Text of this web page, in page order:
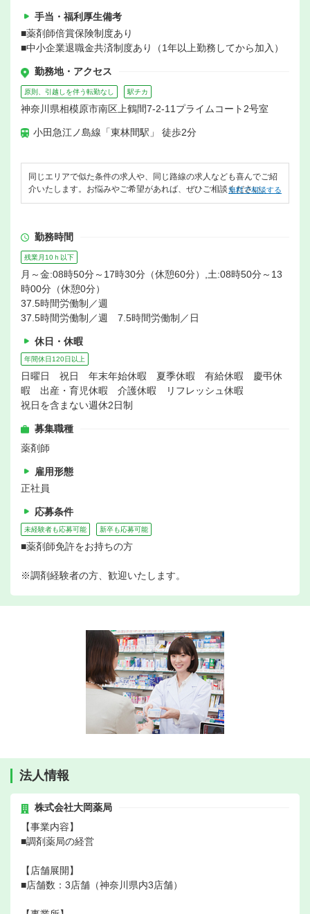
手当・福利厚生備考
■薬剤師倍賞保険制度あり
■中小企業退職金共済制度あり（1年以上勤務してから加入）
勤務地・アクセス
原則、引越しを伴う転勤なし 駅チカ
神奈川県相模原市南区上鶴間7-2-11プライムコート2号室
小田急江ノ島線「東林間駅」 徒歩2分
同じエリアで似た条件の求人や、同じ路線の求人なども喜んでご紹
介いたします。お悩みやご希望があれば、ぜひご相談ください。
無料で相談する
勤務時間
残業月10ｈ以下
月～金:08時50分～17時30分（休憩60分）,土:08時50分～13
時00分（休憩0分）
37.5時間労働制／週
37.5時間労働制／週 7.5時間労働制／日
休日・休暇
年間休日120日以上
日曜日 祝日 年末年始休暇 夏季休暇 有給休暇 慶弔休
暇 出産・育児休暇 介護休暇 リフレッシュ休暇
祝日を含まない週休2日制
募集職種
薬剤師
雇用形態
正社員
応募条件
未経験者も応募可能 新卒も応募可能
■薬剤師免許をお持ちの方
※調剤経験者の方、歓迎いたします。
法人情報
株式会社大岡薬局
【事業内容】
■調剤薬局の経営
【店舗展開】
■店舗数：3店舗（神奈川県内3店舗）